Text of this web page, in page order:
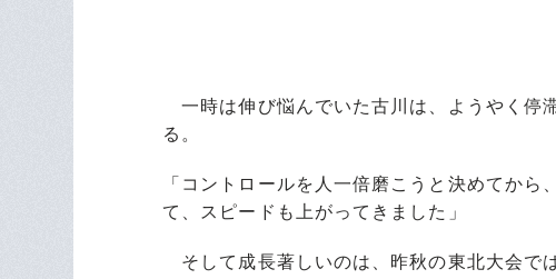
一時は伸び悩んでいた古川は、ようやく停
る。
「コントロールを人一倍磨こうと決めてか
て、スピードも上がってきました」
そして成長著しいのは、昨秋の東北大会で